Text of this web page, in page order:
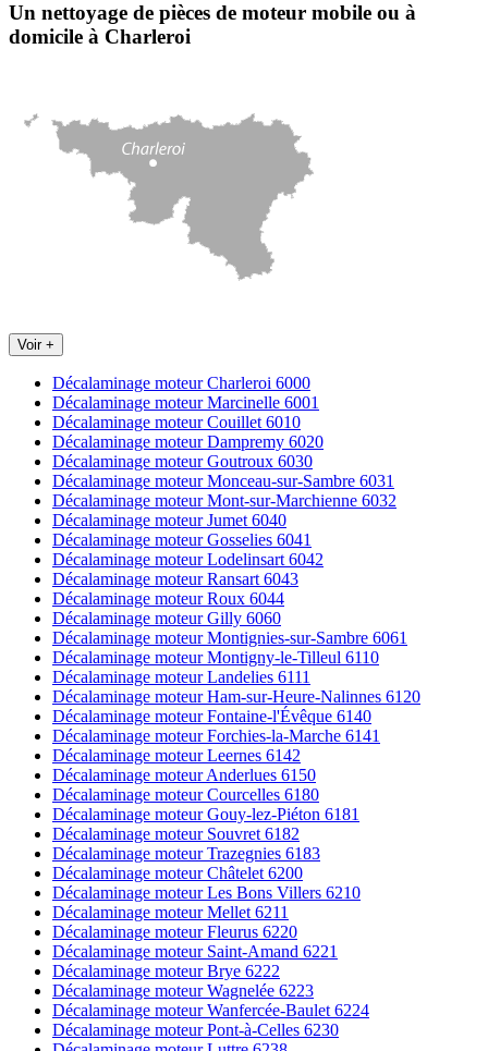
Un nettoyage de pièces de moteur mobile ou à
domicile à Charleroi
Voir +
Décalaminage moteur Charleroi 6000
Décalaminage moteur Marcinelle 6001
Décalaminage moteur Couillet 6010
Décalaminage moteur Dampremy 6020
Décalaminage moteur Goutroux 6030
Décalaminage moteur Monceau-sur-Sambre 6031
Décalaminage moteur Mont-sur-Marchienne 6032
Décalaminage moteur Jumet 6040
Décalaminage moteur Gosselies 6041
Décalaminage moteur Lodelinsart 6042
Décalaminage moteur Ransart 6043
Décalaminage moteur Roux 6044
Décalaminage moteur Gilly 6060
Décalaminage moteur Montignies-sur-Sambre 6061
Décalaminage moteur Montigny-le-Tilleul 6110
Décalaminage moteur Landelies 6111
Décalaminage moteur Ham-sur-Heure-Nalinnes 6120
Décalaminage moteur Fontaine-l'Évêque 6140
Décalaminage moteur Forchies-la-Marche 6141
Décalaminage moteur Leernes 6142
Décalaminage moteur Anderlues 6150
Décalaminage moteur Courcelles 6180
Décalaminage moteur Gouy-lez-Piéton 6181
Décalaminage moteur Souvret 6182
Décalaminage moteur Trazegnies 6183
Décalaminage moteur Châtelet 6200
Décalaminage moteur Les Bons Villers 6210
Décalaminage moteur Mellet 6211
Décalaminage moteur Fleurus 6220
Décalaminage moteur Saint-Amand 6221
Décalaminage moteur Brye 6222
Décalaminage moteur Wagnelée 6223
Décalaminage moteur Wanfercée-Baulet 6224
Décalaminage moteur Pont-à-Celles 6230